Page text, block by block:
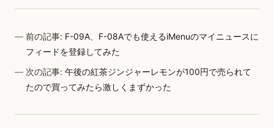
前の記事: F-09A、F-08Aでも使えるiMenuのマイニュースに
フィードを登録してみた
次の記事:午後の紅茶ジンジャーレモンが100円で売られて
たので買ってみたら激しくまずかった